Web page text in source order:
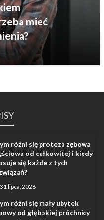
mieć
różni się proteza zębowa
od całkowitej i kiedy
się każde z tych
31 lipca, 2026
różni się mały ubytek
od głębokiej próchnicy